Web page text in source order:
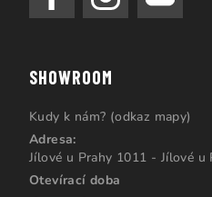
SHOWROOM
Kudy k nám? (odkaz mapy)
Adresa:
Jílové u Prahy 1011 - Jílové u
Otevírací doba